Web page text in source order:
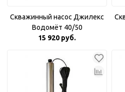
Скважинный насос Джилекс
Водомёт 40/50
15 920 руб.